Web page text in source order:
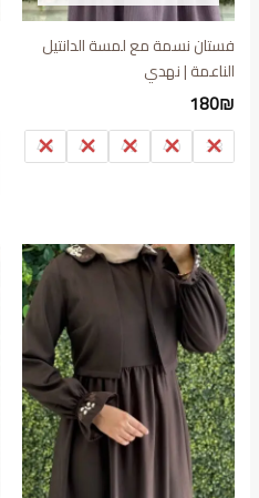
فستان نسمة مع لمسة الدانتيل
الناعمة | نهدي
180₪
38
40
42
44
46